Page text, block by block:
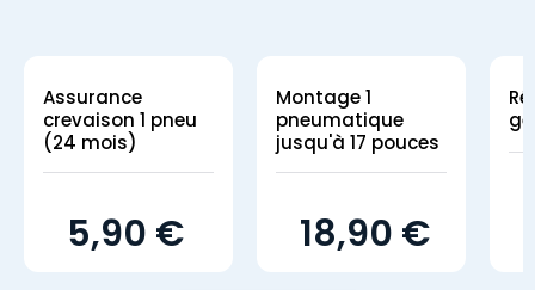
Assurance
crevaison 1 pneu
(24 mois)
5,90 €
Montage 1
pneumatique
jusqu'à 17 pouces
18,90 €